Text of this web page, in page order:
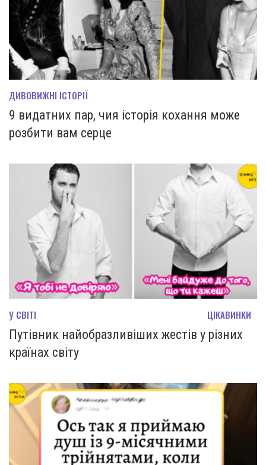
ДИВОВИЖНІ ІСТОРІЇ
9 видатних пар, чия історія кохання може
розбити вам серце
У СВІТІ ЦІКАВИНКИ
Путівник найобразливіших жестів у різних
країнах світу